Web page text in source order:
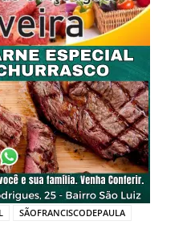
SÃOFRANCISCODEPAULA